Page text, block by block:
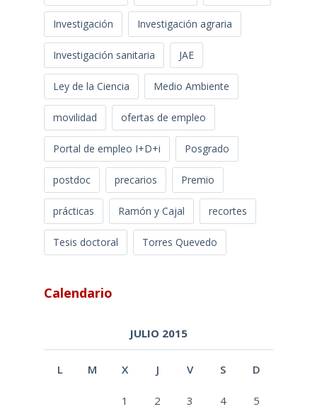
Investigación Investigación agraria
Investigación sanitaria JAE
Ley de la Ciencia Medio Ambiente
movilidad ofertas de empleo
Portal de empleo I+D+i Posgrado
postdoc precarios Premio
prácticas Ramón y Cajal recortes
Tesis doctoral Torres Quevedo
Calendario
JULIO 2015
L M X J V S D
1 2 3 4 5